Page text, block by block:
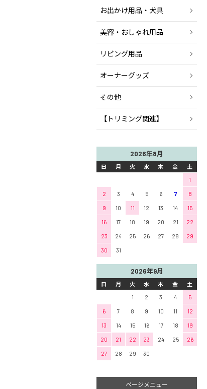
お出かけ用品・犬具
美容・おしゃれ用品
リビング用品
オーナーグッズ
その他
【トリミング関連】
2026年8月
日 月 火 水 木 金
土
1
2 3 4 5 6 7 8
9 10 11 12 13 14 15
16 17 18 19 20 21 22
23 24 25 26 27 28 29
30 31
2026年9月
日 月 火 水 木 金
土
1
2 3 4 5
6 7 8 9 10 11 12
13 14 15 16 17 18 19
20 21 22 23 24 25 26
27 28 29 30
ページメニュー